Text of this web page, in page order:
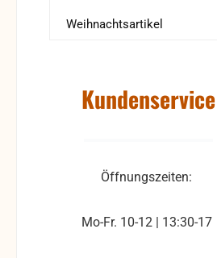
Weihnachtsartikel
Kundenservice
Öffnungszeiten:
Mo-Fr. 10-12 | 13:30-17